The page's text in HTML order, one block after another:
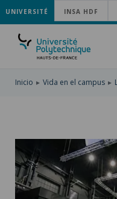
SKIP
TO
MAIN
NAVIGATION
PASAR
AL
CONTENIDO
SKIP
UNIVERSITÉ INSA HDF
Inicio Vida en el campus